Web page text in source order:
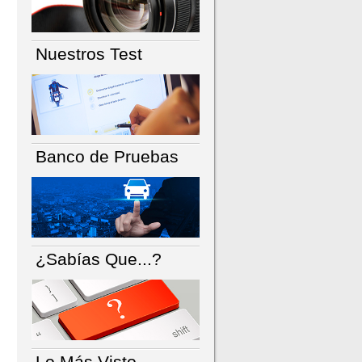
Nuestros Test
Banco de Pruebas
¿Sabías Que...?